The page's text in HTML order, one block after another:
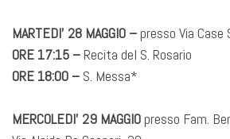
MARTEDI’ 28 MAGGIO –presso Via Case
ORE 17:15 –Recita del S. Rosario
ORE 18:00 – S. Messa*
MERCOLEDI’ 29 MAGGIOpresso Fam.